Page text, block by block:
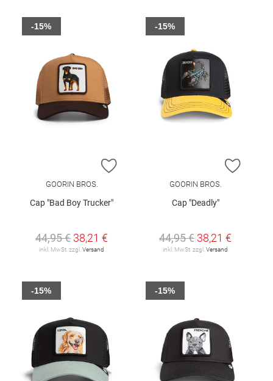
ZUR WUNSCHLISTE HINZUFÜGEN
GOORIN BROS.
Cap "Bad Boy Trucker"
44,95 € 38,21 €
inkl. MwSt. zzgl. Versand
-15%
ZUR
GOORIN BROS.
Cap "Deadly"
44,95 € 38,21 €
inkl. MwSt. zzgl. Versand
-15%
-15% -15%